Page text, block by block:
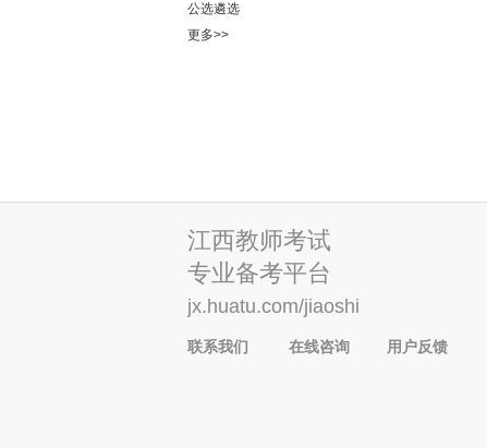
公选遴选
更多>>
江西教师考试
专业备考平台
jx.huatu.com/jiaoshi
联系我们 在线咨询 用户反馈